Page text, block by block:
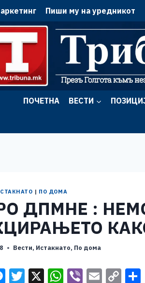
Пиши му на уредникот
ПОЧЕТНА ВЕСТИ
| ПО ДОМА
ДПМНЕ :
Вести, Истакнато, По дома
M T X W Vi E C